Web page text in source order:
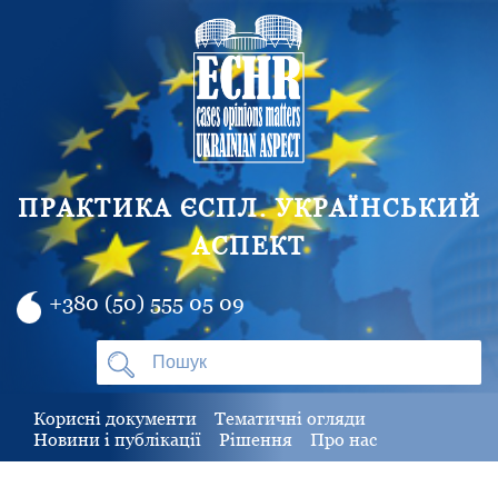
ПРАКТИКА ЄСПЛ. УКРАЇНСЬКИЙ
АСПЕКТ
+380 (50) 555 05 09
Корисні документи
Тематичні огляди
Новини і публікації
Рішення Про нас